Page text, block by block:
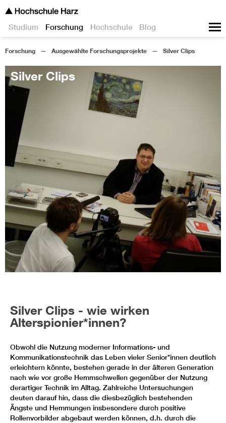
Studium Forschung Hochschule Blog
Forschung Ausgewählte Forschungsprojekte Silver Clips
Silver Clips
Silver Clips - wie wirken
Alterspionier*innen?
Obwohl die Nutzung moderner Informations- und
Kommunikationstechnik das Leben vieler Senior*innen deutlich
erleichtern könnte, bestehen gerade in der älteren Generation
nach wie vor große Hemmschwellen gegenüber der Nutzung
derartiger Technik im Alltag. Zahlreiche Untersuchungen
deuten darauf hin, dass die diesbezüglich bestehenden
Ängste und Hemmungen insbesondere durch positive
Rollenvorbilder abgebaut werden können, d.h. durch die